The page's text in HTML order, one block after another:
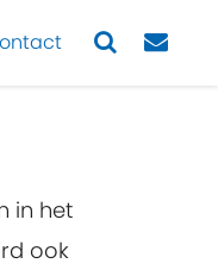
in het
ook